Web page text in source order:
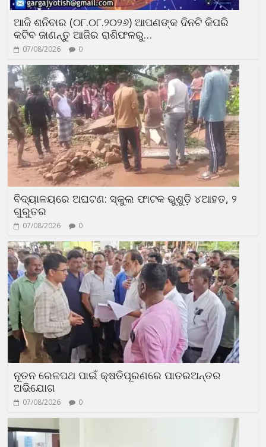
ଆଜି ଶନିବାର (୦୮.୦୮.୨୦୨୬) ଆପଣଙ୍କ ଦିନଟି କିପରି
କଟିବ ଜାଣନ୍ତୁ ଆଜିର ରାଶିଫଳରୁ…
07/08/2026 0
ବିଦ୍ୟାଳୟରେ ଅଘଟଣ: ସ୍କୁଲ ଫାଟକ ଭୁଶୁଡ଼ି ୪ଆହତ, ୨
ଗୁରୁତର
07/08/2026 0
ନୂତନ ରେଳପଥ ପାଇଁ କ୍ଷତିପୂରଣରେ ପାତରଅନ୍ତର
ଅଭିଯୋଗ
07/08/2026 0